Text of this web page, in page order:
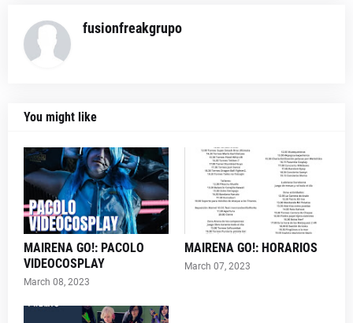
fusionfreakgrupo
You might like
MAIRENA GO!: PACOLO
VIDEOCOSPLAY
March 08, 2023
MAIRENA GO!: HORARIOS
March 07, 2023